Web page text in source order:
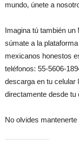
mundo, únete a
Imagina tú también
súmate a la
mexicanos honestos
teléfonos: 55-5606-
descarga en tu celular
directamente desde tu
No olvides